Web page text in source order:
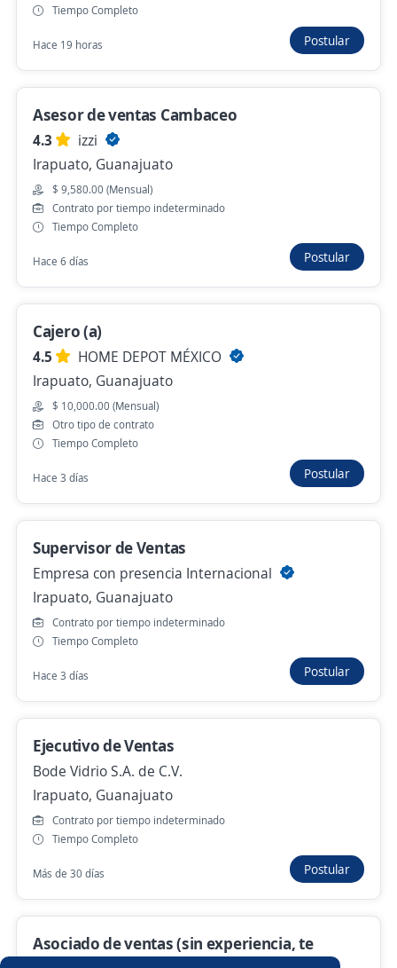
Vendedor Retail
$ 9,200.00 (Mensual)
Hace 7 horas
Se precisa Urgente
Vendedor de campo, material eléctrico
4.2
ELEKTRON DEL BAJIO
León, Guanajuato
Hace 7 horas
Gerente comercial
4.4
ISE Desarrollo Humano S.C.
Celaya, Guanajuato
$ 15,000.00 (Mensual)
Hace 7 horas
Comercial Pyme
Masterh People
León, Guanajuato
Hace 7 horas
Nuevas ofertas de empleo
Empleos similares
Cajero/a vendedor Ejecutivo/a telefónico
Chófer repartidor Especialista en ventas
Tiempo Completo
Hace 19 horas Postular
Asesor de ventas Cambaceo
4.3
izzi
Irapuato, Guanajuato
$ 9,580.00 (Mensual)
Contrato por tiempo indeterminado
Tiempo Completo
Hace 6 días Postular
Cajero (a)
4.5
HOME DEPOT MÉXICO
Irapuato, Guanajuato
$ 10,000.00 (Mensual)
Otro tipo de contrato
Tiempo Completo
Hace 3 días Postular
Supervisor de Ventas
Empresa con presencia Internacional
Irapuato, Guanajuato
Contrato por tiempo indeterminado
Tiempo Completo
Hace 3 días Postular
Ejecutivo de Ventas
Bode Vidrio S.A. de C.V.
Irapuato, Guanajuato
Contrato por tiempo indeterminado
Tiempo Completo
Más de 30 días Postular
Asociado de ventas (sin experiencia, te